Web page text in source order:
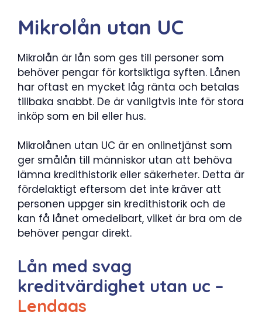
Mikrolån utan UC
Mikrolån är lån som ges till personer som
behöver pengar för kortsiktiga syften. Lånen
har oftast en mycket låg ränta och betalas
tillbaka snabbt. De är vanligtvis inte för stora
inköp som en bil eller hus.
Mikrolånen utan UC är en onlinetjänst som
ger smålån till människor utan att behöva
lämna kredithistorik eller säkerheter. Detta är
fördelaktigt eftersom det inte kräver att
personen uppger sin kredithistorik och de
kan få lånet omedelbart, vilket är bra om de
behöver pengar direkt.
Lån med svag
kreditvärdighet utan uc –
Lendags